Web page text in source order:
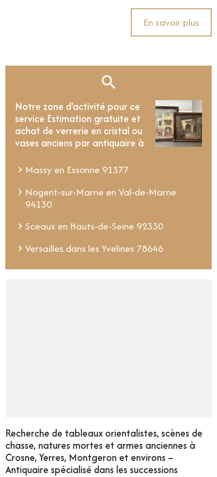
En savoir plus
Notre zone d'activité pour ce
service Estimation gratuite et
achat de verrerie en cristal ou
vases anciens par antiquaire à
Massy en Essonne 91377
Nogent-sur-Marne en Val-de-Marne
94130
Sceaux en Hauts-de-Seine 92330
Versailles dans les Yvelines 78646
Recherche de tableaux orientalistes, scènes de
chasse, natures mortes et armes anciennes à
Crosne, Yerres, Montgeron et environs –
Antiquaire spécialisé dans les successions